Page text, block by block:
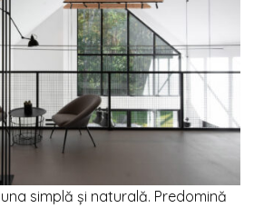
simplă și naturală. Predomină